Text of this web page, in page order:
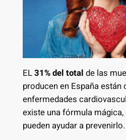
EL31% del total de las
producen en España están
enfermedades
existe una fórmula
pueden ayudar a